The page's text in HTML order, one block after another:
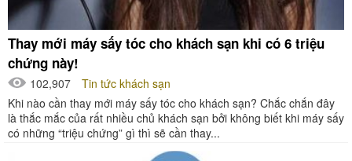
Thay mới máy sấy tóc cho khách sạn khi có 6 triệu
chứng này!
102,907
Tin tức khách sạn
Khi nào cần thay mới máy sấy tóc cho khách sạn? Chắc chắn đây
là thắc mắc của rất nhiều chủ khách sạn bởi không biết khi máy sấy
có những “triệu chứng” gì thì sẽ cần thay...